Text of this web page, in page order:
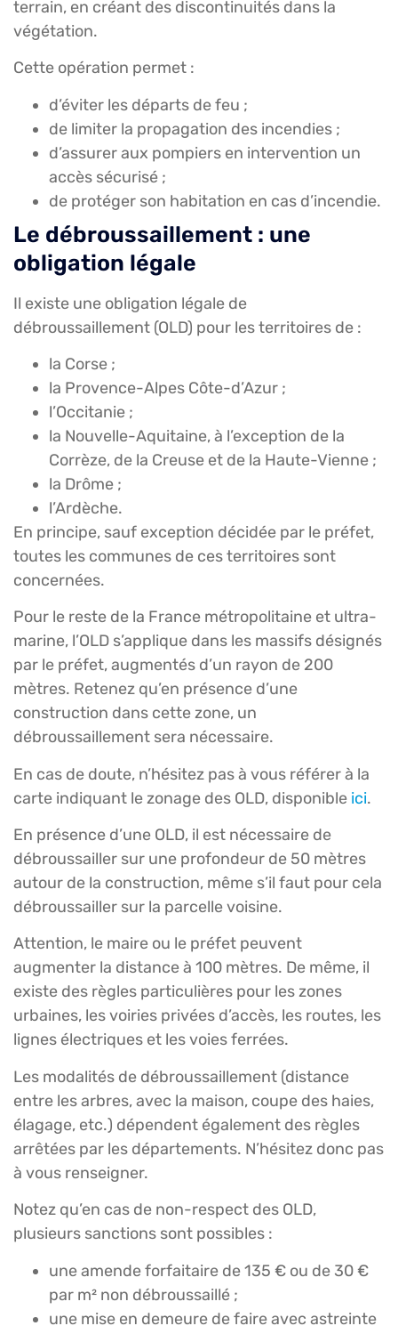
terrain, en créant des discontinuités dans la
végétation.
Cette opération permet :
d’éviter les départs de feu ;
de limiter la propagation des incendies ;
d’assurer aux pompiers en intervention un
accès sécurisé ;
de protéger son habitation en cas d’incendie.
Le débroussaillement : une
obligation légale
Il existe une obligation légale de
débroussaillement (OLD) pour les territoires de :
la Corse ;
la Provence-Alpes Côte-d’Azur ;
l’Occitanie ;
la Nouvelle-Aquitaine, à l’exception de la
Corrèze, de la Creuse et de la Haute-Vienne ;
la Drôme ;
l’Ardèche.
En principe, sauf exception décidée par le préfet,
toutes les communes de ces territoires sont
concernées.
Pour le reste de la France métropolitaine et ultra-
marine, l’OLD s’applique dans les massifs désignés
par le préfet, augmentés d’un rayon de 200
mètres. Retenez qu’en présence d’une
construction dans cette zone, un
débroussaillement sera nécessaire.
En cas de doute, n’hésitez pas à vous référer à la
carte indiquant le zonage des OLD, disponible ici.
En présence d’une OLD, il est nécessaire de
débroussailler sur une profondeur de 50 mètres
autour de la construction, même s’il faut pour cela
débroussailler sur la parcelle voisine.
Attention, le maire ou le préfet peuvent
augmenter la distance à 100 mètres. De même, il
existe des règles particulières pour les zones
urbaines, les voiries privées d’accès, les routes, les
lignes électriques et les voies ferrées.
Les modalités de débroussaillement (distance
entre les arbres, avec la maison, coupe des haies,
élagage, etc.) dépendent également des règles
arrêtées par les départements. N’hésitez donc pas
à vous renseigner.
Notez qu’en cas de non-respect des OLD,
plusieurs sanctions sont possibles :
une amende forfaitaire de 135 € ou de 30 €
par m² non débroussaillé ;
une mise en demeure de faire avec astreinte